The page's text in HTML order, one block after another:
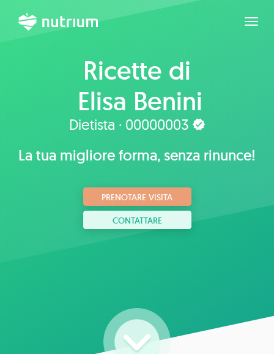
Ricette di
Elisa Benini
Dietista · 00000003
La tua migliore forma, senza rinunce!
PRENOTARE VISITA
CONTATTARE